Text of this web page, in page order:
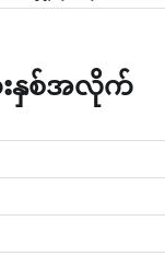
ားနှစ်အလိုက်